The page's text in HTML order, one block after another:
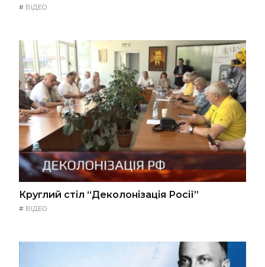
# ВІДЕО
Круглий стіл “Деколонізація Росії”
# ВІДЕО